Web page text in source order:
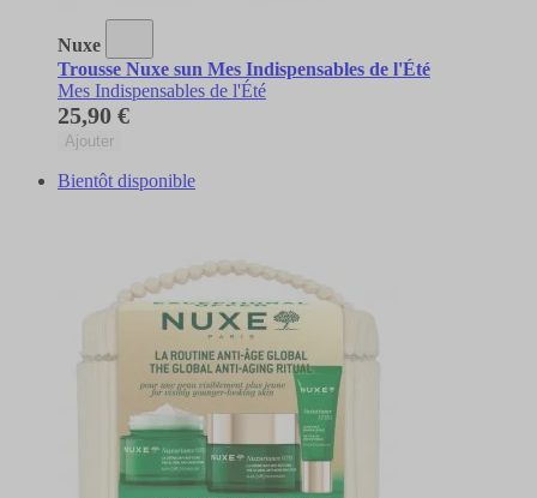
Nuxe
Trousse Nuxe sun Mes Indispensables de l'Été
Mes Indispensables de l'Été
25,90 €
Ajouter
Bientôt disponible